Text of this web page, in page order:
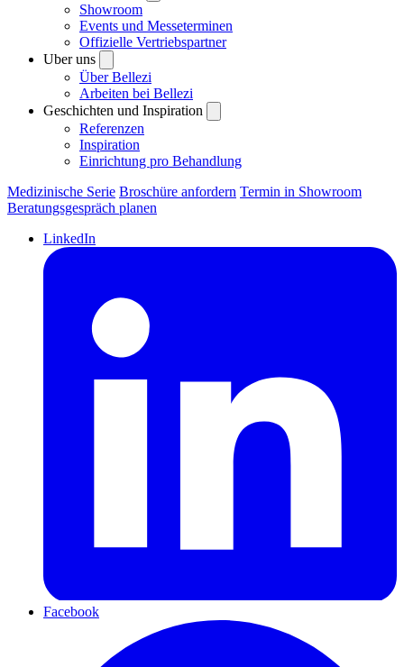
Showroom
Events und Messeterminen
Offizielle Vertriebspartner
Uber uns
Über Bellezi
Arbeiten bei Bellezi
Geschichten und Inspiration
Referenzen
Inspiration
Einrichtung pro Behandlung
Medizinische Serie Broschüre anfordern Termin in Showroom
Beratungsgespräch planen
LinkedIn
Facebook